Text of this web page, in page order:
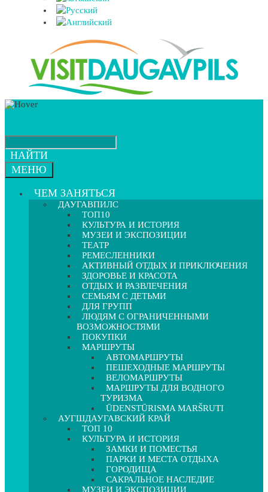
НАЙТИ
МЕНЮ
ЧЕМ ЗАНЯТЬСЯ
ДАУГАВПИЛС
ТОП10
КУЛЬТУРА И ИСТОРИЯ
МУЗЕИ И ЭКСПОЗИЦИИ
ТЕАТР
РЕМЕСЛЕННИКИ
АКТИВНЫЙ ОТДЫХ И ПРИКЛЮЧЕНИЯ
ЗДОРОВЬЕ И КРАСОТА
ОТДЫХ И РАЗВЛЕЧЕНИЯ
СЕМЬЯМ С ДЕТЬМИ
ДЛЯ ГРУПП
ЛЮДЯМ С ОГРАНИЧЕННЫМИ
ВОЗМОЖНОСТЯМИ
ПОКУПКИ
МАРШРУТЫ
АВТОМАРШРУТЫ
ПЕШЕХОДНЫЕ МАРШРУТЫ
ВЕЛОМАРШРУТЫ
МАРШРУТЫ ДЛЯ ВОДНОГО
ТУРИЗМА
ŪDENSTŪRISMA MARŠRUTI
АУГШДАУГАВСКИЙ КРАЙ
ТОП 10
КУЛЬТУРА И ИСТОРИЯ
ЗАМКИ И ПОМЕСТЬЯ
ПАРКИ И МЕСТА ОТДЫХА
ГОРОДИЩА
САКРАЛЬНОЕ НАСЛЕДИЕ
МУЗЕИ И ЭКСПОЗИЦИИ